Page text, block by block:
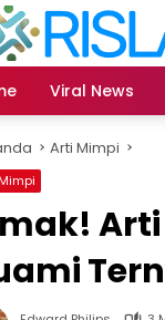
Viral News
Arti Mimpi